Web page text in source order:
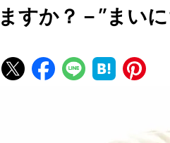
ますか？－”まい